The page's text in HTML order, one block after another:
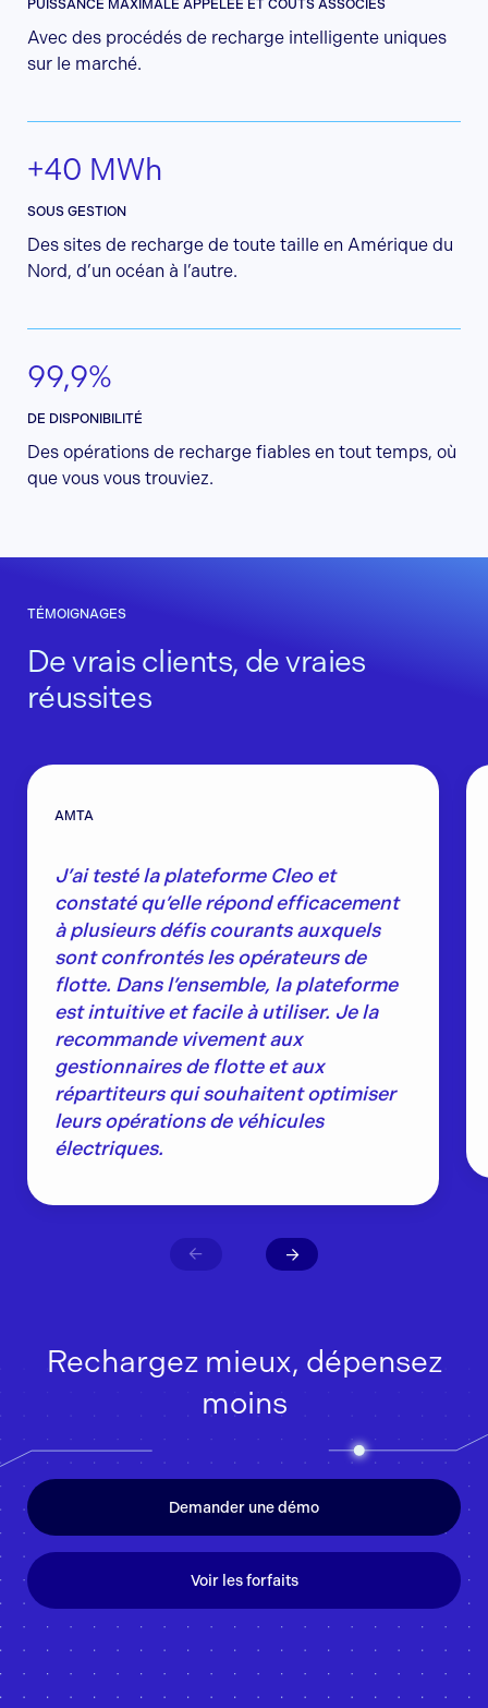
PUISSANCE MAXIMALE APPELÉE ET COÛTS ASSOCIÉS
Avec des procédés de recharge intelligente uniques
sur le marché.
+40 MWh
SOUS GESTION
Des sites de recharge de toute taille en Amérique du
Nord, d’un océan à l’autre.
99,9%
DE DISPONIBILITÉ
Des opérations de recharge fiables en tout temps, où
que vous vous trouviez.
TÉMOIGNAGES
De vrais clients, de vraies
réussites
AMTA
J’ai testé la plateforme Cleo et
constaté qu’elle répond efficacement
à plusieurs défis courants auxquels
sont confrontés les opérateurs de
flotte. Dans l’ensemble, la plateforme
est intuitive et facile à utiliser. Je la
recommande vivement aux
gestionnaires de flotte et aux
répartiteurs qui souhaitent optimiser
leurs opérations de véhicules
électriques.
Rechargez mieux, dépensez
moins
Demander une démo
Voir les forfaits